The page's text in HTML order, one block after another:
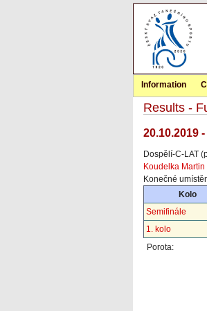
Information
Results -
20.10.2019
Dospělí-C-LAT
Koudelka Martin
Konečné
Kolo
Semifinále
1. kolo
Porota: